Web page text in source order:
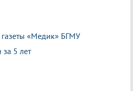
«Медик» БГМУ
за 5 лет